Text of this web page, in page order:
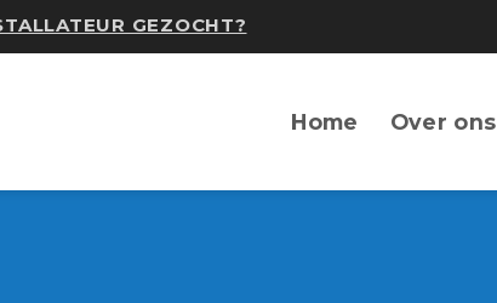
GEZOCHT?
Home Over ons